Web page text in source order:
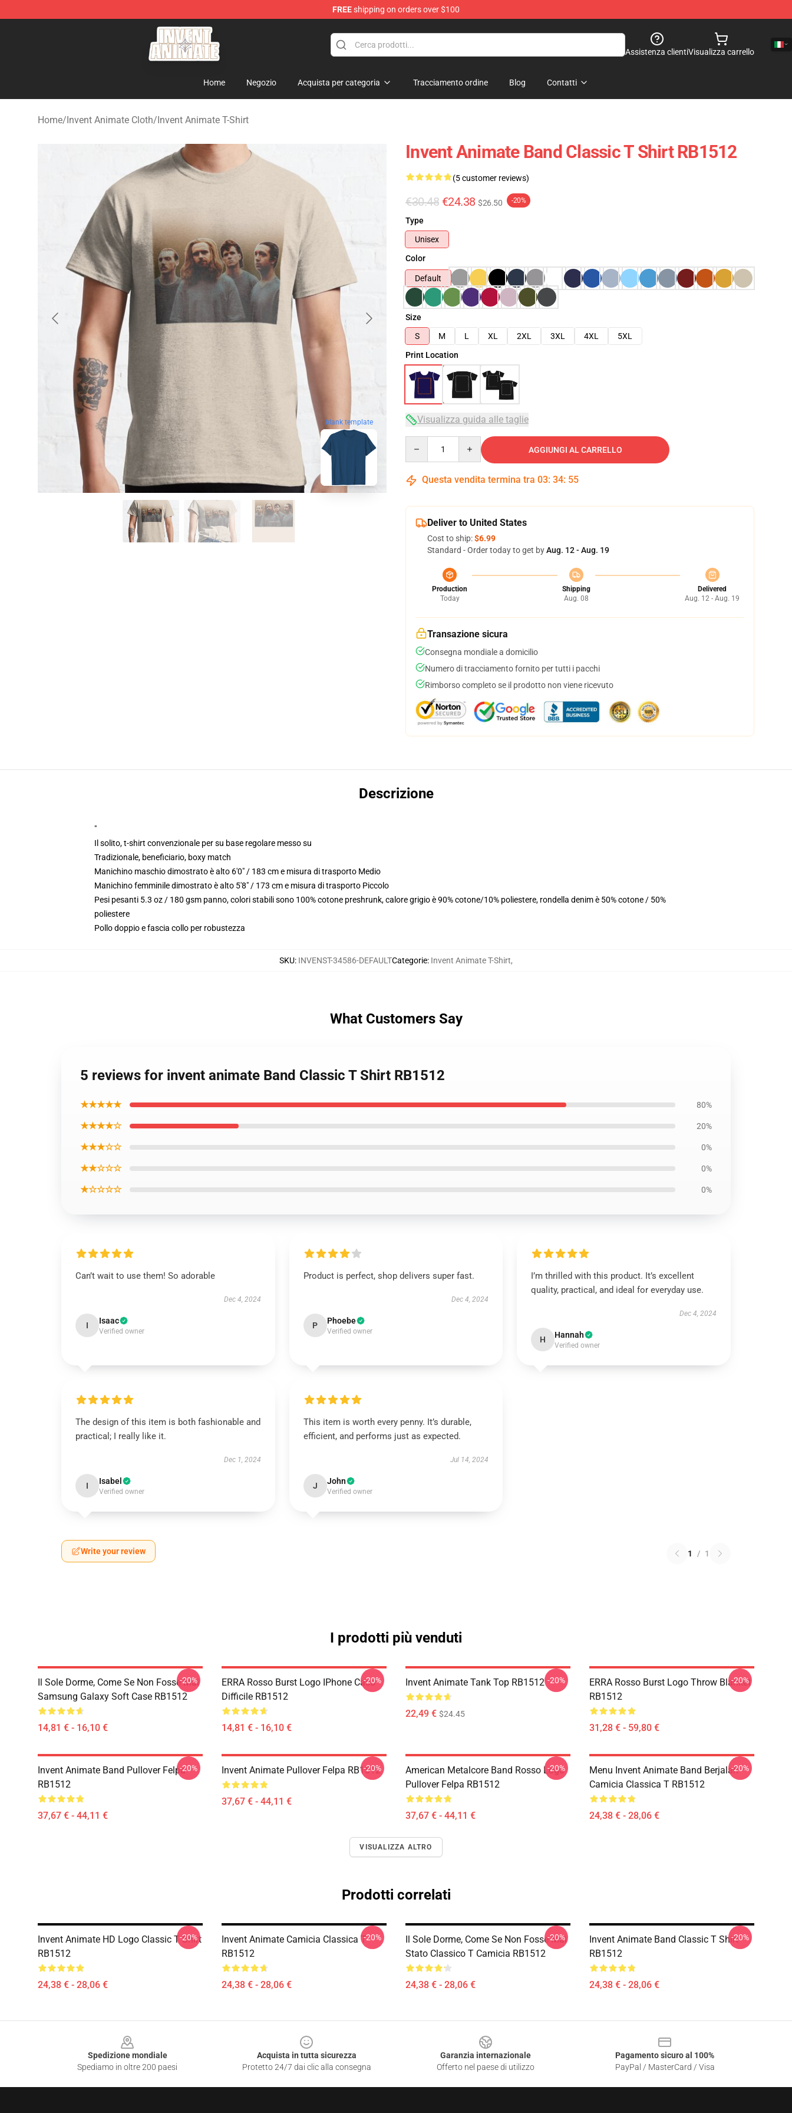
FREEshipping on orders over $100
Invent Animate Shop - Official Invent Animate Merchandise Store
Assistenza clientiVisualizza carrello
Home Negozio Acquista per categoria Tracciamento ordine Blog Contatti
Home/Invent Animate Cloth/Invent Animate T-Shirt
blank template
Invent Animate Band Classic T Shirt RB1512
(5 customer reviews)
€30.48 €24.38 $26.50 -20%
Type
Unisex
Color
Default
Size
S
M L XL 2XL 3XL 4XL
5XL
Print Location
Visualizza guida alle taglie
AGGIUNGI AL CARRELLO
Questa vendita termina tra 03: 34: 54
Deliver to United States
Cost to ship:$6.99
Standard - Order today to get byAug. 12 - Aug. 19
Production
Today
Shipping
Aug. 08
Delivered
Aug. 12 - Aug. 19
Transazione sicura
Consegna mondiale a domicilio
Numero di tracciamento fornito per tutti i pacchi
Rimborso completo se il prodotto non viene ricevuto
Descrizione
"
Il solito, t-shirt convenzionale per su base regolare messo su
Tradizionale, beneficiario, boxy match
Manichino maschio dimostrato è alto 6'0" / 183 cm e misura di trasporto Medio
Manichino femminile dimostrato è alto 5'8" / 173 cm e misura di trasporto Piccolo
Pesi pesanti 5.3 oz / 180 gsm panno, colori stabili sono 100% cotone preshrunk, calore grigio è 90% cotone/10% poliestere, rondella denim è 50% cotone / 50%
poliestere
Pollo doppio e fascia collo per robustezza
SKU: INVENST-34586-DEFAULTCategorie: Invent Animate T-Shirt,
What Customers Say
5 reviews for invent animate Band Classic T Shirt RB1512
★★★★★ 80%
★★★★☆ 20%
★★★☆☆ 0%
★★☆☆☆ 0%
★☆☆☆☆ 0%
Can’t wait to use them! So adorable
Dec 4, 2024
I Isaac
Verified owner
Product is perfect, shop delivers super fast.
Dec 4, 2024
P Phoebe
Verified owner
I’m thrilled with this product. It’s excellent
quality, practical, and ideal for everyday use.
Dec 4, 2024
H Hannah
Verified owner
The design of this item is both fashionable and
practical; I really like it.
Dec 1, 2024
I Isabel
Verified owner
This item is worth every penny. It’s durable,
efficient, and performs just as expected.
Jul 14, 2024
J John
Verified owner
Write your review 1 / 1
I prodotti più venduti
Il Sole Dorme, Come Se Non Fosse Mai
Samsung Galaxy Soft Case RB1512
14,81 € - 16,10 €
-20%
ERRA Rosso Burst Logo IPhone Caso
Difficile RB1512
14,81 € - 16,10 €
-20% Invent Animate Tank Top RB1512
22,49 € $24.45
-20%
ERRA Rosso Burst Logo Throw Blanket
RB1512
31,28 € - 59,80 €
-20%
Invent Animate Band Pullover Felpa
RB1512
37,67 € - 44,11 €
-20% Invent Animate Pullover Felpa RB1512
37,67 € - 44,11 €
-20%
American Metalcore Band Rosso Logo
Pullover Felpa RB1512
37,67 € - 44,11 €
-20%
Menu Invent Animate Band Berjalan
Camicia Classica T RB1512
24,38 € - 28,06 €
-20%
VISUALIZZA ALTRO
Prodotti correlati
Invent Animate HD Logo Classic T Shirt
RB1512
24,38 € - 28,06 €
-20%
Invent Animate Camicia Classica T
RB1512
24,38 € - 28,06 €
-20%
Il Sole Dorme, Come Se Non Fosse Mai
Stato Classico T Camicia RB1512
24,38 € - 28,06 €
-20%
Invent Animate Band Classic T Shirt
RB1512
24,38 € - 28,06 €
-20%
Spedizione mondiale
Spediamo in oltre 200 paesi
Acquista in tutta sicurezza
Protetto 24/7 dai clic alla consegna
Garanzia internazionale
Offerto nel paese di utilizzo
Pagamento sicuro al 100%
PayPal / MasterCard / Visa